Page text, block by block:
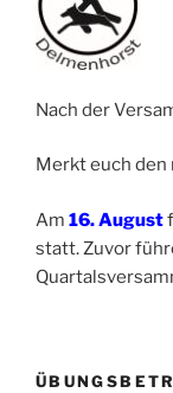
Nach der
Merkt euch den
Am 16. August
statt. Zuvor